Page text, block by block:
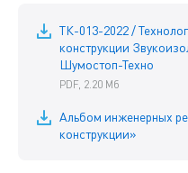
ТК-013-2022 /
конструкции
Шумостоп-Техно
PDF, 2.20 Мб
Альбом инженерных
конструкции»